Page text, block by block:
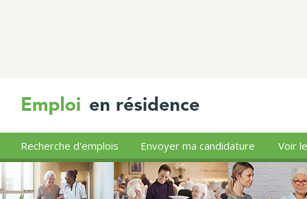
Recherche d'emplois Envoyer ma candidature Voir